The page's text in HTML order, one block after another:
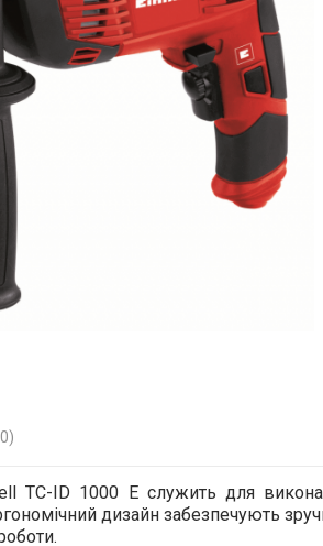
TC-ID 1000 E служить для
дизайн забезпечують